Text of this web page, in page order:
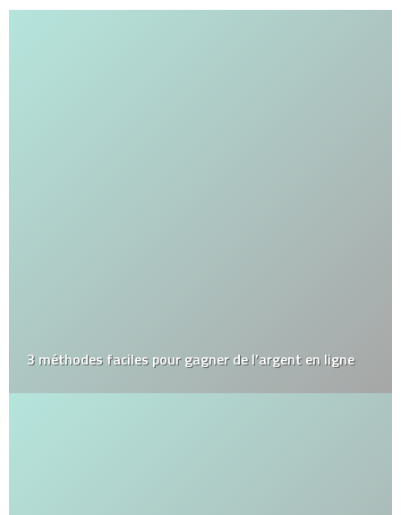
3 méthodes faciles pour gagner de l’argent en ligne